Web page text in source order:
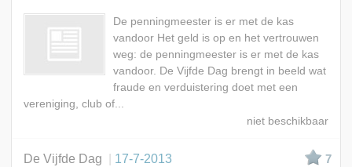
De penningmeester is er met de kas
vandoor Het geld is op en het vertrouwen
weg: de penningmeester is er met de kas
vandoor. De Vijfde Dag brengt in beeld wat
fraude en verduistering doet met een
vereniging, club of...
De Vijfde Dag 17-7-2013 7